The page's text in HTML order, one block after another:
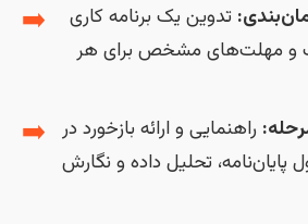
➡️
تدوین یک برنامه کاری
و مهلت‌های مشخص برای هر
➡️
راهنمایی و ارائه بازخورد در
پایان‌نامه، تحلیل داده و نگارش